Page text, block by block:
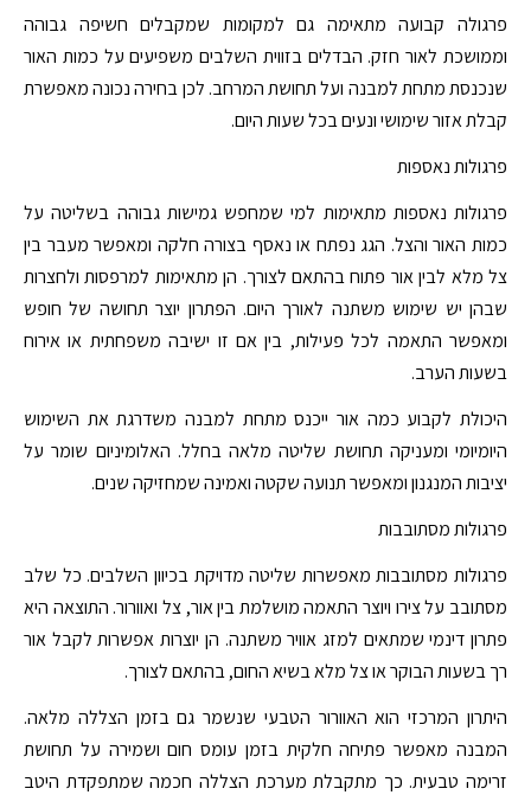
פרגולה קבועה מתאימה גם למקומות שמקבלים חשיפה גבוהה
וממושכת לאור חזק. הבדלים בזווית השלבים משפיעים על כמות האור
שנכנסת מתחת למבנה ועל תחושת המרחב. לכן בחירה נכונה מאפשרת
קבלת אזור שימושי ונעים בכל שעות היום.
פרגולות נאספות
פרגולות נאספות מתאימות למי שמחפש גמישות גבוהה בשליטה על
כמות האור והצל. הגג נפתח או נאסף בצורה חלקה ומאפשר מעבר בין
צל מלא לבין אור פתוח בהתאם לצורך. הן מתאימות למרפסות ולחצרות
שבהן יש שימוש משתנה לאורך היום. הפתרון יוצר תחושה של חופש
ומאפשר התאמה לכל פעילות, בין אם זו ישיבה משפחתית או אירוח
בשעות הערב.
היכולת לקבוע כמה אור ייכנס מתחת למבנה משדרגת את השימוש
היומיומי ומעניקה תחושת שליטה מלאה בחלל. האלומיניום שומר על
יציבות המנגנון ומאפשר תנועה שקטה ואמינה שמחזיקה שנים.
פרגולות מסתובבות
פרגולות מסתובבות מאפשרות שליטה מדויקת בכיוון השלבים. כל שלב
מסתובב על צירו ויוצר התאמה מושלמת בין אור, צל ואוורור. התוצאה היא
פתרון דינמי שמתאים למזג אוויר משתנה. הן יוצרות אפשרות לקבל אור
רך בשעות הבוקר או צל מלא בשיא החום, בהתאם לצורך.
היתרון המרכזי הוא האוורור הטבעי שנשמר גם בזמן הצללה מלאה.
המבנה מאפשר פתיחה חלקית בזמן עומס חום ושמירה על תחושת
זרימה טבעית. כך מתקבלת מערכת הצללה חכמה שמתפקדת היטב